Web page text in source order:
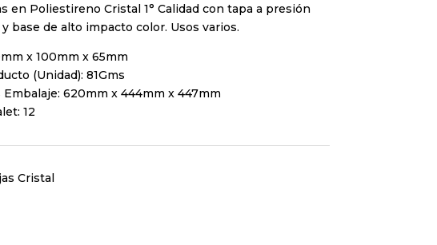
en Poliestireno Cristal 1° Calidad con tapa a presión
base de alto impacto color. Usos varios.
x 100mm x 65mm
(Unidad): 81Gms
620mm x 444mm x 447mm
12
Cristal